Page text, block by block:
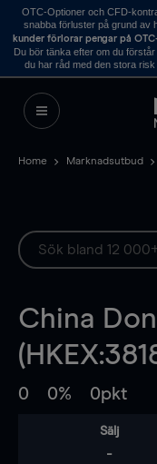
OTC-Optioner och CFD-
snabba förluster på grund av
kunder förlorar pengar på
Du bör tänka efter om du
du har råd med den stora
Home Marknadsutbud
China
0 0% 0pkt
Sälj
-